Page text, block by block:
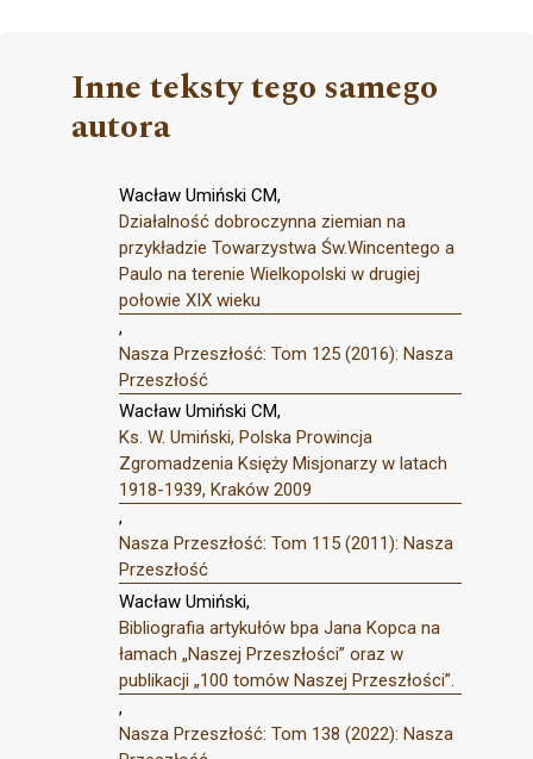
Inne teksty tego samego
autora
Wacław Umiński CM,
Działalność dobroczynna ziemian na
przykładzie Towarzystwa Św.Wincentego a
Paulo na terenie Wielkopolski w drugiej
połowie XIX wieku
,
Nasza Przeszłość: Tom 125 (2016): Nasza
Przeszłość
Wacław Umiński CM,
Ks. W. Umiński, Polska Prowincja
Zgromadzenia Księży Misjonarzy w latach
1918-1939, Kraków 2009
,
Nasza Przeszłość: Tom 115 (2011): Nasza
Przeszłość
Wacław Umiński,
Bibliografia artykułów bpa Jana Kopca na
łamach „Naszej Przeszłości” oraz w
publikacji „100 tomów Naszej Przeszłości”.
,
Nasza Przeszłość: Tom 138 (2022): Nasza